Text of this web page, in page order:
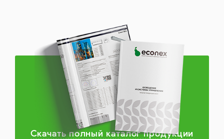
Скачать полный каталог продукции